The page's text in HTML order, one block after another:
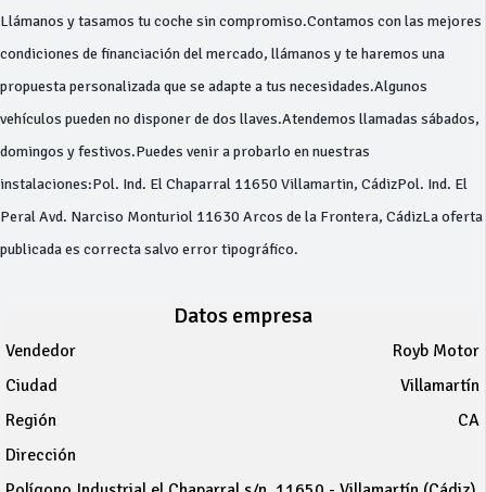
Llámanos y tasamos tu coche sin compromiso.Contamos con las mejores
condiciones de financiación del mercado, llámanos y te haremos una
propuesta personalizada que se adapte a tus necesidades.Algunos
vehículos pueden no disponer de dos llaves.Atendemos llamadas sábados,
domingos y festivos.Puedes venir a probarlo en nuestras
instalaciones:Pol. Ind. El Chaparral 11650 Villamartin, CádizPol. Ind. El
Peral Avd. Narciso Monturiol 11630 Arcos de la Frontera, CádizLa oferta
publicada es correcta salvo error tipográfico.
Datos empresa
Vendedor
Royb Motor
Ciudad
Villamartín
Región
CA
Dirección